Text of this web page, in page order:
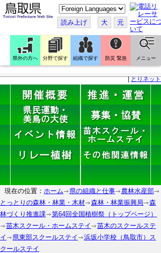
こ
の
ペ
ー
ジ
翻
訳
す
読み上げ 大 元
県外の方へ 分野で探す 組織で探す 防災 緊急 メニュー
|とりネット
現在の位置： ホーム 県の組織と仕事
農林水産部
とっとりの森林・林業・木材
森林・林業振興局
森
林づくり推進課
第64回全国植樹祭（トップページ）
苗木スクール・ホームステイ
苗木のスクールステ
イ
県東部スクールステイ
浜坂小学校（鳥取市）ス
クールステイ